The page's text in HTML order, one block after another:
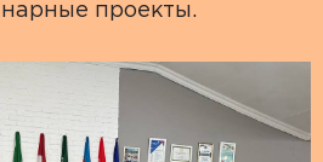
проекты.